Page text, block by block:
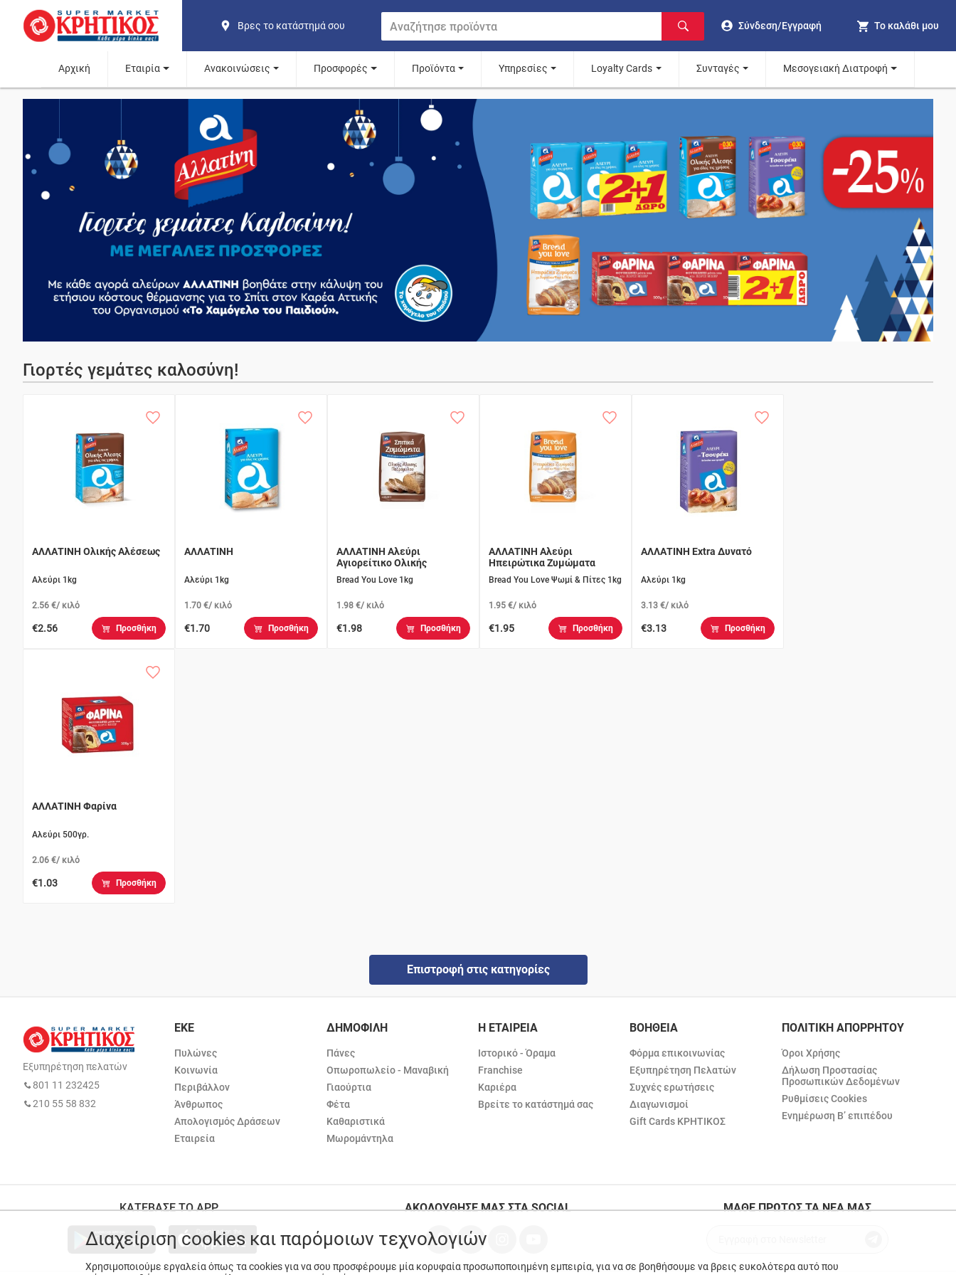
Βρες το κατάστημά σου Σύνδεση/Εγγραφή Το καλάθι μου
Αρχική Εταιρία Ανακοινώσεις Προσφορές Προϊόντα Υπηρεσίες Loyalty Cards Συνταγές Μεσογειακή Διατροφή
Γιορτές γεμάτες καλοσύνη!
ΑΛΛΑΤΙΝΗ Ολικής Αλέσεως
Αλεύρι 1kg
2.56 €/ κιλό
€2.56 Προσθήκη
ΑΛΛΑΤΙΝΗ
Αλεύρι 1kg
1.70 €/ κιλό
€1.70 Προσθήκη
ΑΛΛΑΤΙΝΗ Αλεύρι
Αγιορείτικο Ολικής
Bread You Love 1kg
1.98 €/ κιλό
€1.98 Προσθήκη
ΑΛΛΑΤΙΝΗ Αλεύρι
Ηπειρώτικα Ζυμώματα
Bread You Love Ψωμί & Πίτες 1kg
1.95 €/ κιλό
€1.95 Προσθήκη
ΑΛΛΑΤΙΝΗ Extra Δυνατό
Αλεύρι 1kg
3.13 €/ κιλό
€3.13 Προσθήκη
ΑΛΛΑΤΙΝΗ Φαρίνα
Αλεύρι 500γρ.
2.06 €/ κιλό
€1.03 Προσθήκη
Επιστροφή στις κατηγορίες
Εξυπηρέτηση πελατών
801 11 232425
210 55 58 832
ΕΚΕ
Πυλώνες
Κοινωνία
Περιβάλλον
Άνθρωπος
Απολογισμός Δράσεων
Εταιρεία
ΔΗΜΟΦΙΛΗ
Πάνες
Οπωροπωλείο - Μαναβική
Γιαούρτια
Φέτα
Καθαριστικά
Μωρομάντηλα
Η ΕΤΑΙΡΕΙΑ
Ιστορικό - Όραμα
Franchise
Καριέρα
Βρείτε το κατάστημά σας
ΒΟΗΘΕΙΑ
Φόρμα επικοινωνίας
Εξυπηρέτηση Πελατών
Συχνές ερωτήσεις
Διαγωνισμοί
Gift Cards ΚΡΗΤΙΚΟΣ
ΠΟΛΙΤΙΚΗ ΑΠΟΡΡΗΤΟΥ
Όροι Χρήσης
Δήλωση Προστασίας
Προσωπικών Δεδομένων
Ρυθμίσεις Cookies
Ενημέρωση Β’ επιπέδου
ΚΑΤΕΒΑΣΕ ΤΟ APP ΑΚΟΛΟΥΘΗΣΕ ΜΑΣ ΣΤΑ SOCIAL ΜΑΘΕ ΠΡΩΤΟΣ ΤΑ ΝΕΑ ΜΑΣ
Διαχείριση cookies και παρόμοιων τεχνολογιών
Χρησιμοποιούμε εργαλεία όπως τα cookies για να σου προσφέρουμε μία κορυφαία προσωποποιημένη εμπειρία, για να σε βοηθήσουμε να βρεις ευκολότερα αυτό που